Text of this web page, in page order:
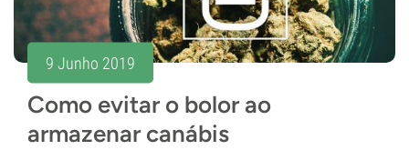
9 Junho 2019
Como evitar o bolor ao
armazenar canábis